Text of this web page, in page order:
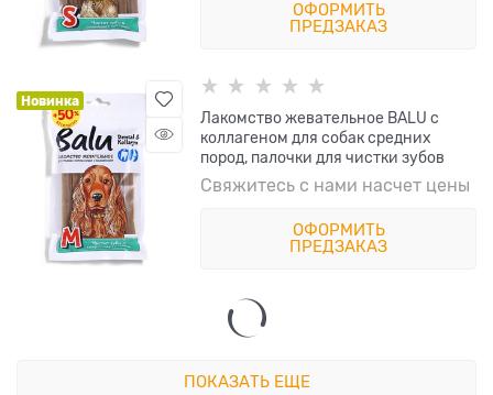
ОФОРМИТЬ
ПРЕДЗАКАЗ
Новинка
Лакомство жевательное BALU с
коллагеном для собак средних
пород, палочки для чистки зубов
Свяжитесь с нами насчет цены
ОФОРМИТЬ
ПРЕДЗАКАЗ
ПОКАЗАТЬ ЕЩЕ